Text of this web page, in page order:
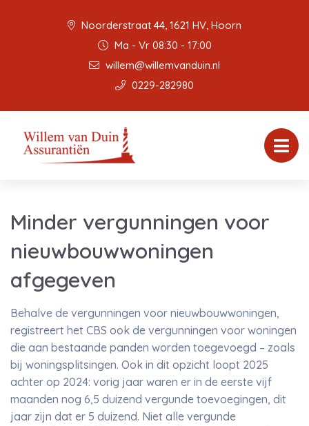
Noorderstraat 44, 1621 HV, Hoorn
Ma - Vr 08:30 - 17:00
willem@willemvanduin.nl
0229-282980
Minder vergunningen voor
nieuwbouwwoningen
afgegeven
Behalve de vergunningen voor nieuwbouwwoningen,
registreert het CBS ook de vergunningen voor woningen
die aan bestaande panden worden toegevoegd – zoals
bij woningsplitsingen. Ook in dit opzicht loopt 2025
achter op 2024: vorig jaar waren er in de eerste vijf
maanden nog 6,5 duizend vergunde toevoegingen, dit
jaar zijn dat er 5 duizend. Niet alle vergunde